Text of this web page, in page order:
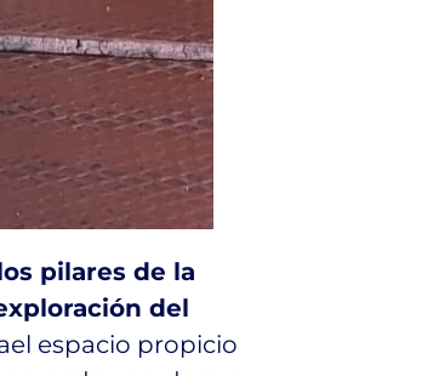
pilares de la
del
espacio propicio